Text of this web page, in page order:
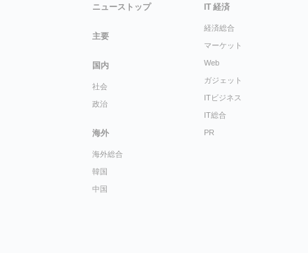
ニューストップ
主要
国内
社会
政治
海外
海外総合
韓国
中国
IT 経済
経済総合
マーケット
Web
ガジェット
ITビジネス
IT総合
PR